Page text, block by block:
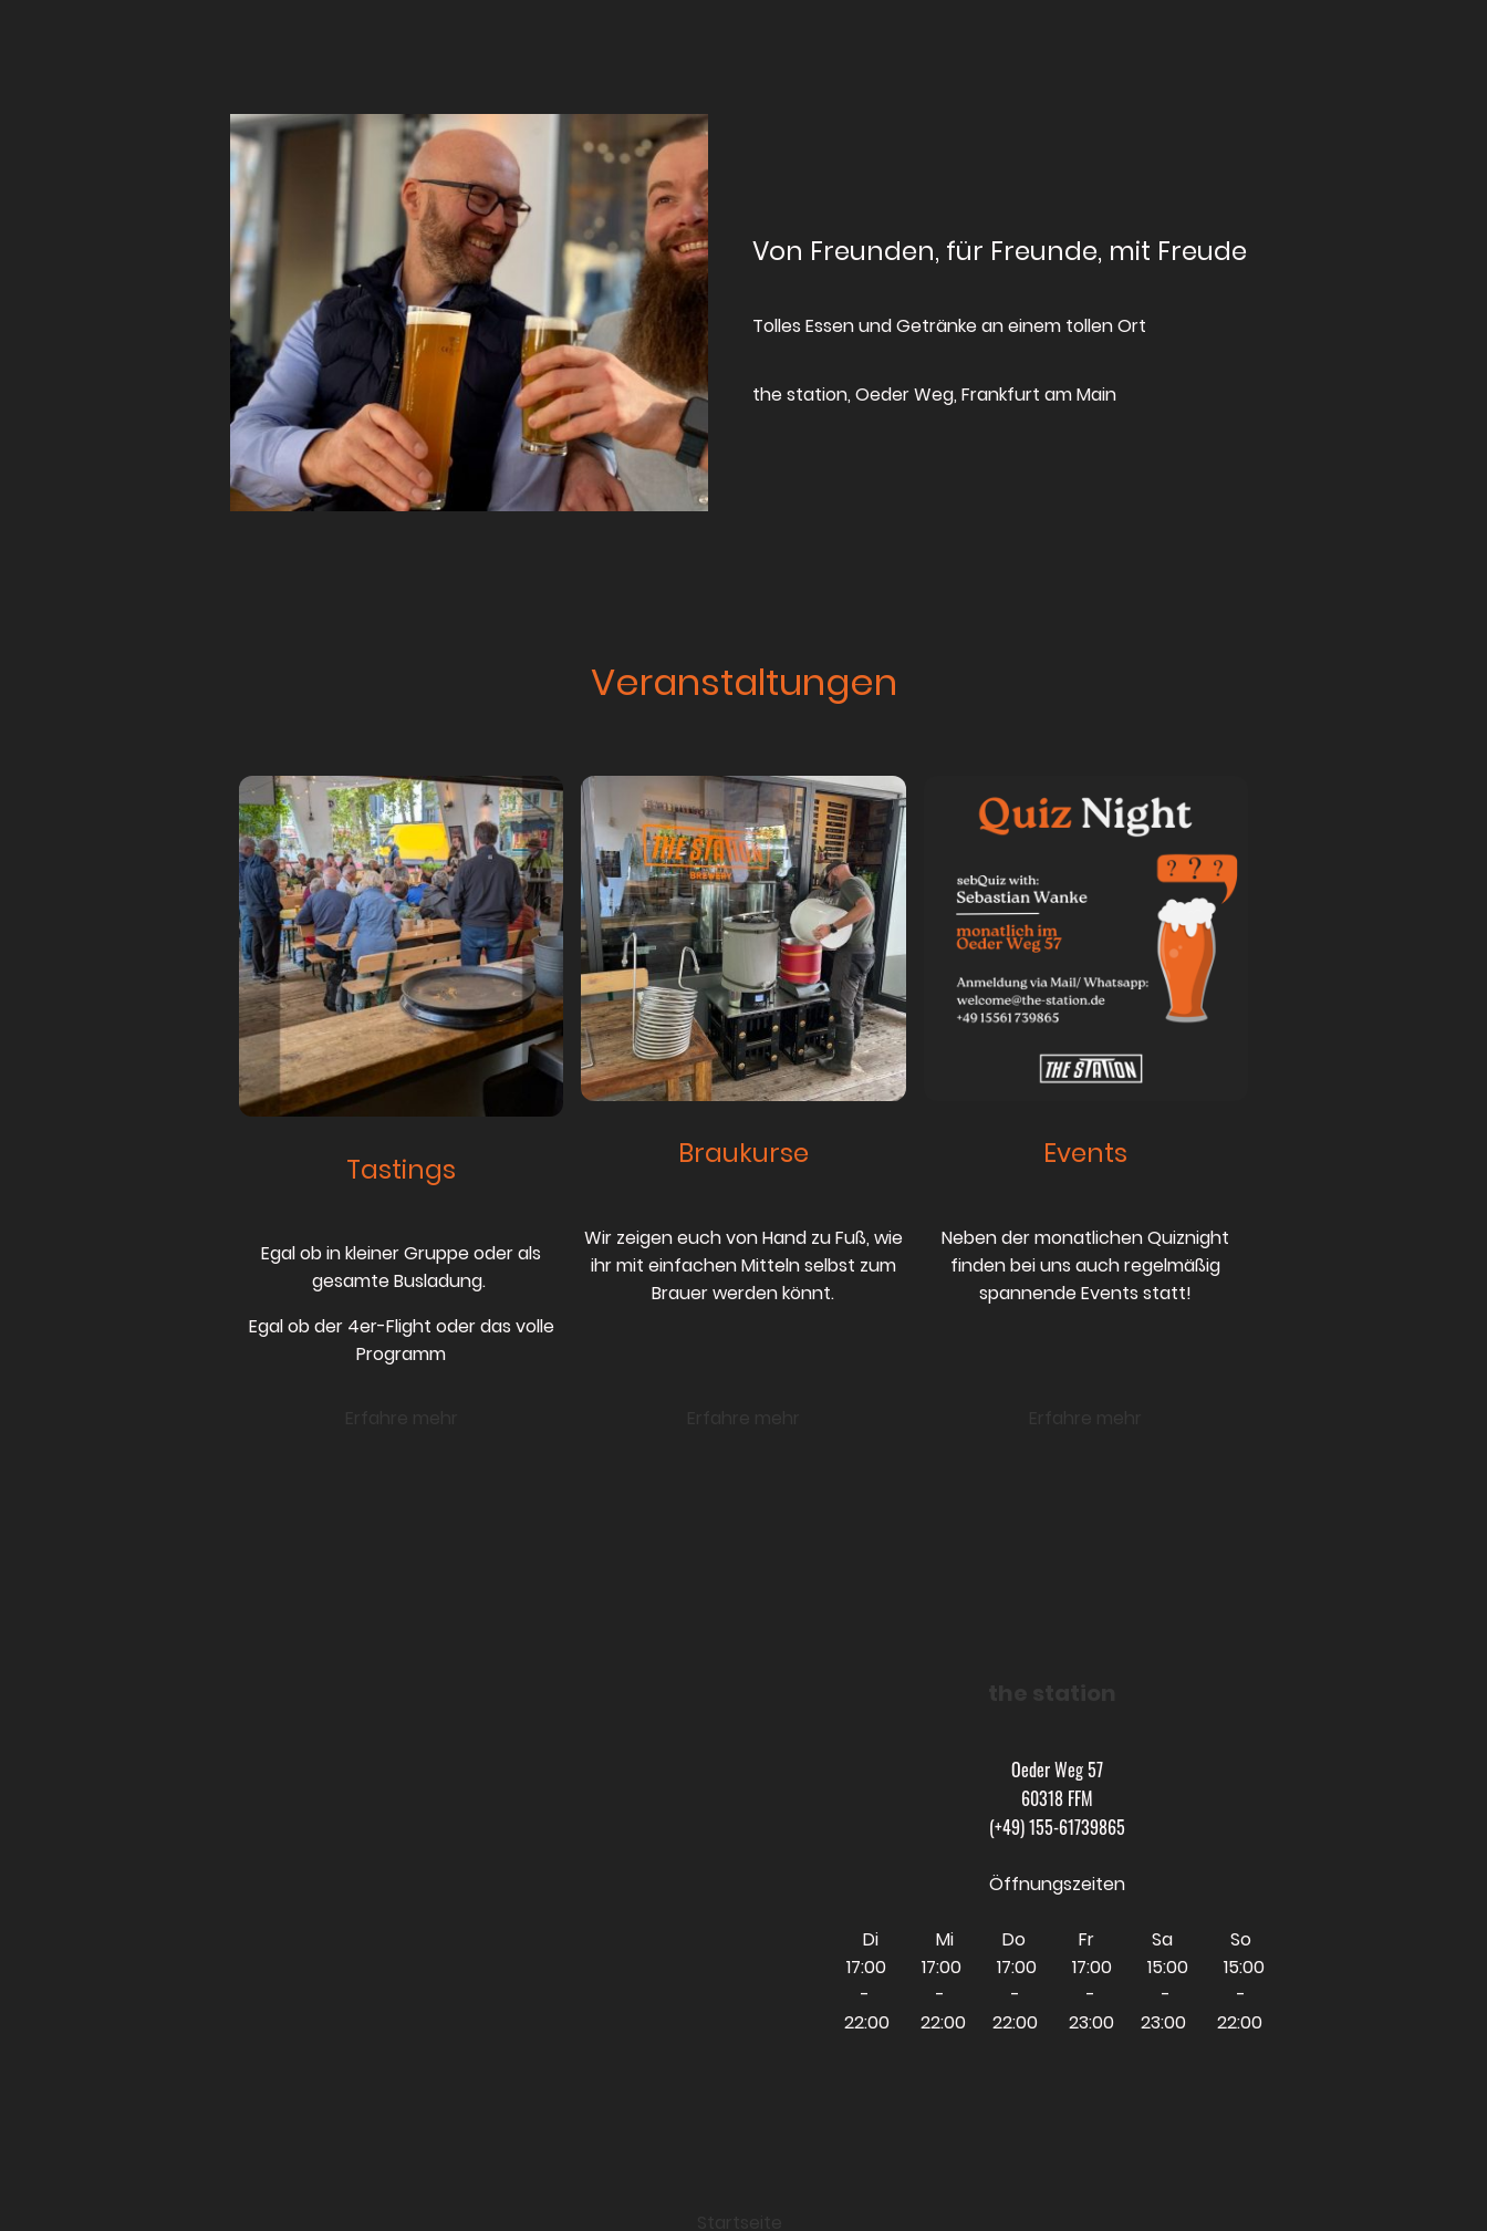
Von Freunden, für Freunde, mit Freude
Tolles Essen und Getränke an einem tollen Ort
the station, Oeder Weg, Frankfurt am Main
Veranstaltungen
Tastings
Egal ob in kleiner Gruppe oder als
gesamte Busladung.
Egal ob der 4er-Flight oder das volle
Programm
Braukurse
Wir zeigen euch von Hand zu Fuß, wie
ihr mit einfachen Mitteln selbst zum
Brauer werden könnt.
Events
Neben der monatlichen Quiznight
finden bei uns auch regelmäßig
spannende Events statt!
Oeder Weg 57
60318 FFM
(+49) 155-61739865
Öffnungszeiten
Di Mi Do Fr Sa So
17:00 17:00 17:00 17:00 15:00 15:00
- - - - - -
22:00 22:00 22:00 23:00 23:00 22:00